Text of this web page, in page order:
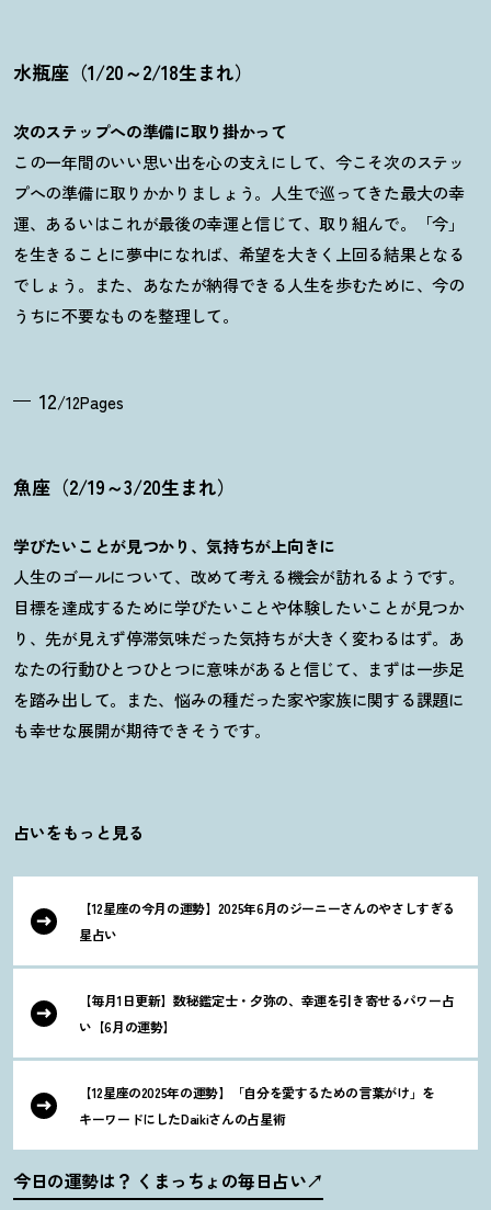
水瓶座（1/20～2/18生まれ）
次のステップへの準備に取り掛かって
この一年間のいい思い出を心の支えにして、今こそ次のステッ
プへの準備に取りかかりましょう。人生で巡ってきた最大の幸
運、あるいはこれが最後の幸運と信じて、取り組んで。「今」
を生きることに夢中になれば、希望を大きく上回る結果となる
でしょう。また、あなたが納得できる人生を歩むために、今の
うちに不要なものを整理して。
12/12Pages
魚座（2/19～3/20生まれ）
学びたいことが見つかり、気持ちが上向きに
人生のゴールについて、改めて考える機会が訪れるようです。
目標を達成するために学びたいことや体験したいことが見つか
り、先が見えず停滞気味だった気持ちが大きく変わるはず。あ
なたの行動ひとつひとつに意味があると信じて、まずは一歩足
を踏み出して。また、悩みの種だった家や家族に関する課題に
も幸せな展開が期待できそうです。
占いをもっと見る
【12星座の今月の運勢】2025年6月のジーニーさんのやさしすぎる
星占い
【毎月1日更新】数秘鑑定士・夕弥の、幸運を引き寄せるパワー占
い【6月の運勢】
【12星座の2025年の運勢】「自分を愛するための言葉がけ」を
キーワードにしたDaikiさんの占星術
今日の運勢は？ くまっちょの毎日占い